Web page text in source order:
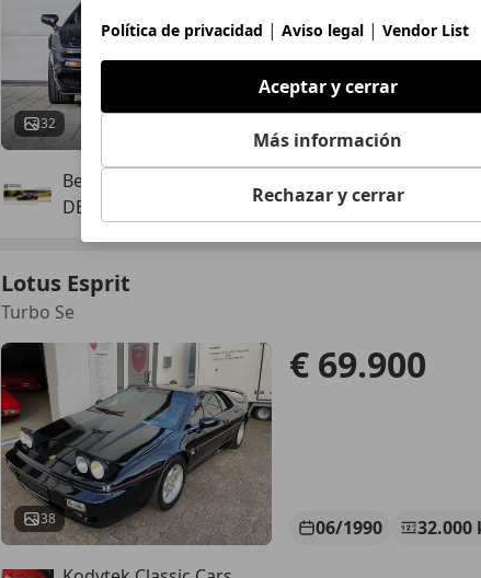
32 09/1996
Bernd Feistle BF-Sportwagen
DE-79395 Neuenburg
Lotus Esprit
Turbo Se
38
€ 69.900
06/1990 32.000
Política de privacidad | Aviso legal | Vendor List
Aceptar y cerrar
Más información
Rechazar y cerrar